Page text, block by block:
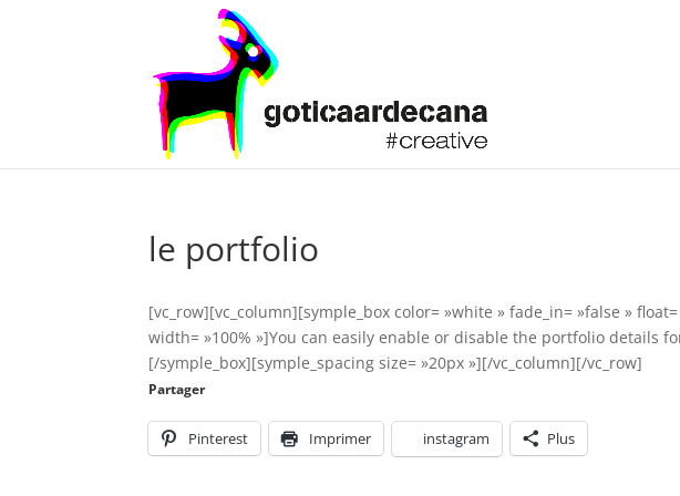
le portfolio
[vc_row][vc_column][symple_box color= »white » fade_in= »false »
width= »100% »]You can easily enable or disable the portfolio details
[/symple_box][symple_spacing size= »20px »][/vc_column][/vc_row]
Partager
Pinterest Imprimer instagram Plus